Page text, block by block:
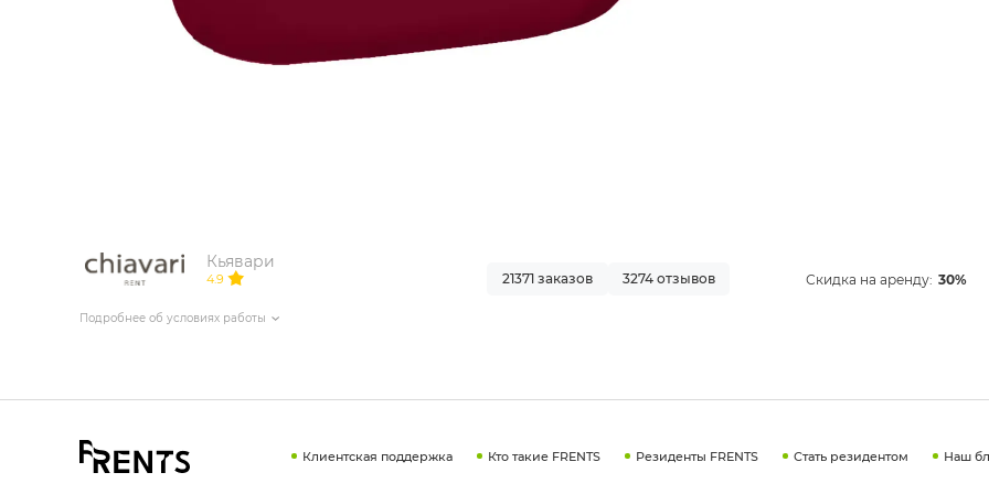
ИЗДЕЛИЯ ДЛЯ КОМФОРТА
ТЕХНИЧЕСКОЕ ОБОРУДОВАНИЕ
Кьявари
4.9
Подробнее об условиях работы
21371 заказов 3274 отзывов Скидка на аренду: 30%
Клиентская поддержка Кто такие FRENTS Резиденты FRENTS Стать резидентом Наш